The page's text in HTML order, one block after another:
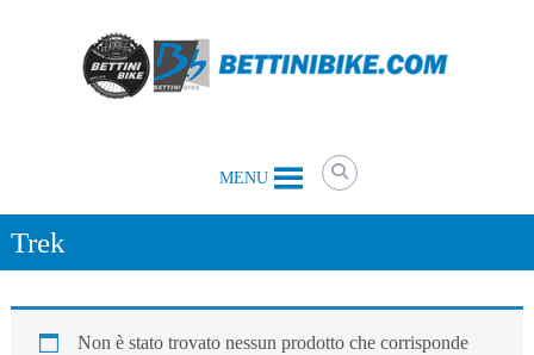
il
tuo
negozio
Belluno
MENU
Trek
Non è stato trovato nessun prodotto che corrisponde